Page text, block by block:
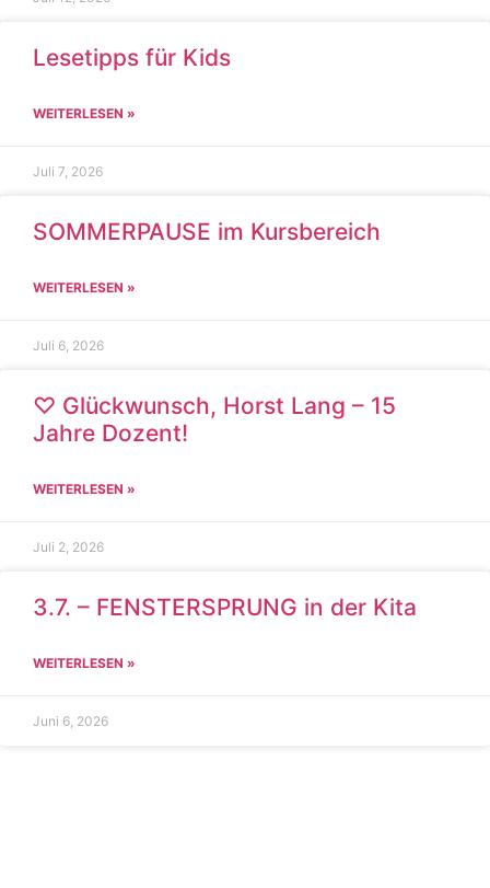
Lesetipps für Kids
WEITERLESEN »
Juli 7, 2026
SOMMERPAUSE im Kursbereich
WEITERLESEN »
Juli 6, 2026
♡ Glückwunsch, Horst Lang – 15
Jahre Dozent!
WEITERLESEN »
Juli 2, 2026
3.7. – FENSTERSPRUNG in der Kita
WEITERLESEN »
Juni 6, 2026